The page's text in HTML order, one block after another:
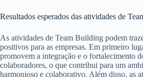
Resultados esperados das atividades de
As atividades de Team Building podem
positivos para as empresas. Em primeiro
promovem a integração e o fortalecimento
colaboradores, o que contribui para um
harmonioso e colaborativo. Além disso, as